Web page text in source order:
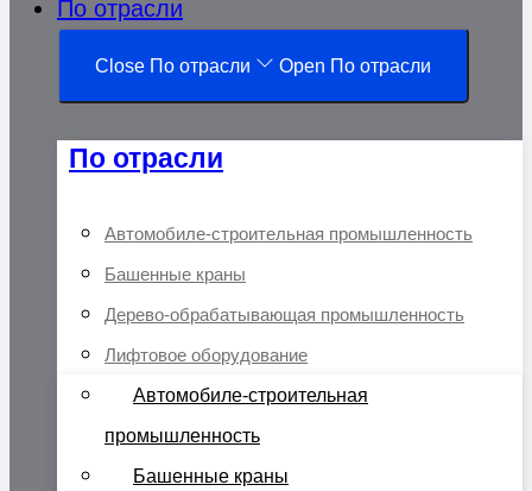
По отрасли
Close По отрасли Open По отрасли
По отрасли
Автомобиле-строительная промышленность
Башенные краны
Дерево-обрабатывающая промышленность
Лифтовое оборудование
Автомобиле-строительная
промышленность
Башенные краны